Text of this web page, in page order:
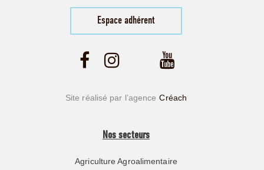
Espace adhérent
Site réalisé par l’agence Créach
Nos secteurs
Agriculture Agroalimentaire